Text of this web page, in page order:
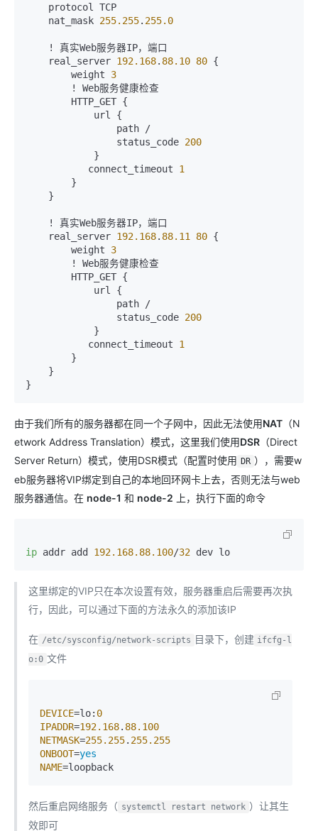
    nat_mask
255.255. 255.0
    real_server
192.168. 88.10 80 {
        weight
3
                status_code
200
           connect_timeout
1
    real_server
192.168. 88.11 80 {
        weight
3
                status_code
200
           connect_timeout
1
由于我们所有的服务器都在同一个子网中，因此无法使用NAT （N
etwork Address Translation）模式，这里我们使用DSR （Direct
Server Return）模式，使用DSR模式（配置时使用 DR ），需要w
eb服务器将VIP绑定到自己的本地回环网卡上去，否则无法与web
服务器通信。在 node-1 和 node-2 上，执行下面的命令
ip addr add 192.168.88.100/32
这里绑定的VIP只在本次设置有效，服务器重启后需要再次执
行，因此，可以通过下面的方法永久的添加该IP
在 /etc/sysconfig/network-scripts 目录下，创建 ifcfg-l
o:0 文件
DEVICE=lo: 0
IPADDR=192.168. 88.100
NETMASK=255.255. 255.255
ONBOOT=yes
NAME
然后重启网络服务（ systemctl restart network ）让其生
效即可